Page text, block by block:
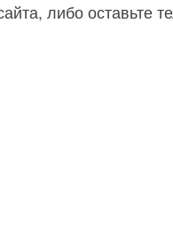
либо оставьте